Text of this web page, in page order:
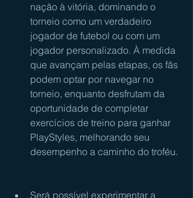
nação à vitória, dominando o
torneio como um verdadeiro
jogador de futebol ou com um
jogador personalizado. À medida
que avançam pelas etapas, os fãs
podem optar por navegar no
torneio, enquanto desfrutam da
oportunidade de completar
exercícios de treino para ganhar
PlayStyles, melhorando seu
desempenho a caminho do troféu.
Será possível experimentar a